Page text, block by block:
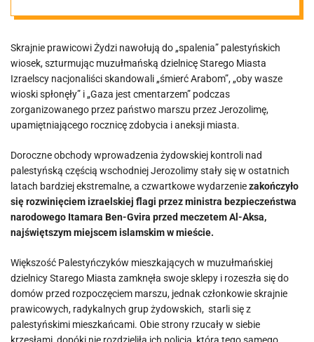
Arabom”
podczas
agresywnego
marszu w “Dniu
Jerozolimy”
Skrajnie prawicowi Żydzi nawołują do „spalenia” palestyńskich
wiosek, szturmując muzułmańską dzielnicę Starego Miasta
Izraelscy nacjonaliści skandowali „śmierć Arabom”, „oby wasze
wioski spłonęły” i „Gaza jest cmentarzem” podczas
zorganizowanego przez państwo marszu przez Jerozolimę,
upamiętniającego rocznicę zdobycia i aneksji miasta.
Doroczne obchody wprowadzenia żydowskiej kontroli nad
palestyńską częścią wschodniej Jerozolimy stały się w ostatnich
latach bardziej ekstremalne, a czwartkowe wydarzeniezakończyło
się rozwinięciem izraelskiej flagi przez ministra bezpieczeństwa
narodowego Itamara Ben-Gvira przed meczetem Al-Aksa,
najświętszym miejscem islamskim w mieście.
Większość Palestyńczyków mieszkających w muzułmańskiej
dzielnicy Starego Miasta zamknęła swoje sklepy i rozeszła się do
domów przed rozpoczęciem marszu, jednak członkowie skrajnie
prawicowych, radykalnych grup żydowskich, starli się z
palestyńskimi mieszkańcami. Obie strony rzucały w siebie